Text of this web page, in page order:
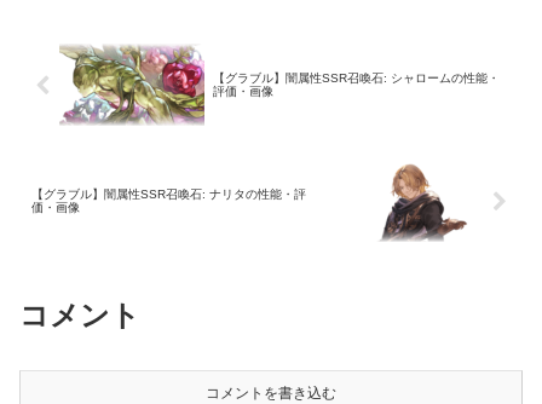
【グラブル】闇属性SSR召喚石: シャロームの性能・
評価・画像
【グラブル】闇属性SSR召喚石: ナリタの性能・評
価・画像
コメント
コメントを書き込む